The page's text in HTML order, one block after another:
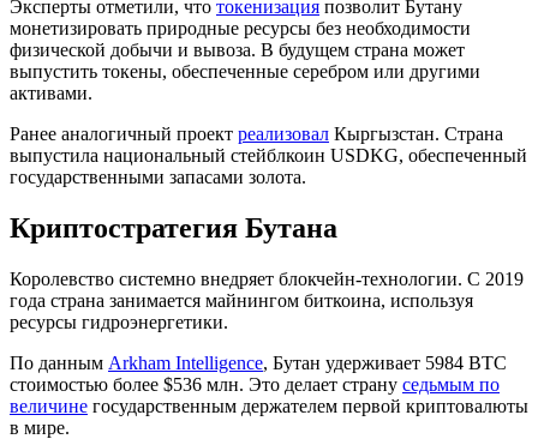
Эксперты отметили, что токенизация позволит Бутану
монетизировать природные ресурсы без необходимости
физической добычи и вывоза. В будущем страна может
выпустить токены, обеспеченные серебром или другими
активами.
Ранее аналогичный проект реализовал Кыргызстан. Страна
выпустила национальный стейблкоин USDKG, обеспеченный
государственными запасами золота.
Криптостратегия Бутана
Королевство системно внедряет блокчейн-технологии. С 2019
года страна занимается майнингом биткоина, используя
ресурсы гидроэнергетики.
По данным Arkham Intelligence, Бутан удерживает 5984 BTC
стоимостью более $536 млн. Это делает страну седьмым по
величине государственным держателем первой криптовалюты
в мире.